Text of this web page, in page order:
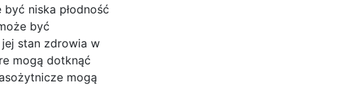
niska płodność
być
stan zdrowia w
mogą dotknąć
mogą